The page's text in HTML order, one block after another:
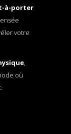
à-porter
votre
,
où